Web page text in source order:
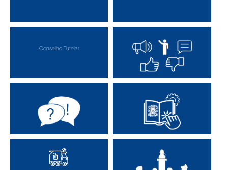
Conselho Tutelar
Ouvidoria Municipal
O Que é Ouvidoria? Logotipo e Manual